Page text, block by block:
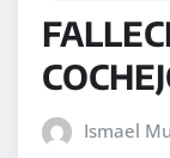
Ismael